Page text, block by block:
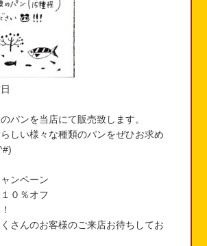
パンを当店にて販売致します。
しい様々な種類のパンをぜひお求め
ンペーン
０％オフ
さんのお客様のご来店お待ちしてお